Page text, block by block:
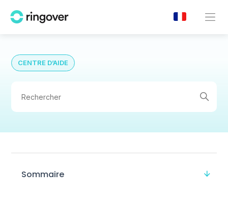
CENTRE D’AIDE
Sommaire